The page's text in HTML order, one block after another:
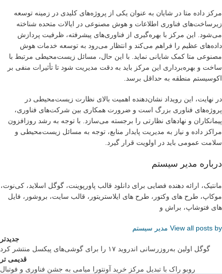
مرکز داده متا در شایان به عنوان یکی از پروژه‌های کلیدی در زمینه توسعه
زیرساخت‌های فناوری اطلاعات و هوش مصنوعی در ایالات متحده شناخته
می‌شود. این مرکز با بهره‌گیری از فناوری‌های پیشرفته، ظرفیت پردازش
داده‌های عظیم را فراهم می‌کند و انتظار می‌رود به توسعه خدمات هوش
مصنوعی متا کمک شایانی نماید. با این حال، مسائل زیست‌محیطی مرتبط با
ساخت و بهره‌برداری این مرکز باید به دقت مدیریت شود تا تأثیرات منفی بر
اکوسیستم منطقه به حداقل برسد.
در نهایت، این رویداد نشان‌دهنده اهمیت بالای نظارت زیست‌محیطی در
پروژه‌های فناوری بزرگ است و ضرورت همکاری بین شرکت‌های فناوری،
پیمانکاران و نهادهای نظارتی را برجسته می‌سازد. با توجه به رشد روزافزون
مراکز داده و نیاز به مدیریت پایدار منابع، توجه به مسائل زیست‌محیطی و
سلامت عمومی باید در اولویت قرار گیرد.
درباره مدیر سیستم
مانتیک، ارائه دهنده فضایی برای دانلود قالب پاورپوینت، گوگل اسلاید، کی‌نوت،
موکاپ، طرح های وکتور، طرح های ایلاستریتور، قالب سایت، بروشور، فایل
های فتوشاپ، براش و
View all posts by مدیر سیستم
جدیدتر
گوگل اولین به‌روزرسانی اندروید ۱۷ را برای گوشی‌های پیکسل منتشر کرد
قدیمی تر
روبو راک با تبدیل مرکز خرید آونتورا میامی به جشن فناوری و فوتبال